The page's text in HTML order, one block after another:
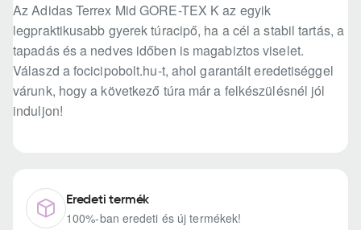
Az Adidas Terrex Mid GORE-TEX K az egyik
legpraktikusabb gyerek túracipő, ha a cél a stabil tartás, a
tapadás és a nedves időben is magabiztos viselet.
Válaszd a focicipobolt.hu-t, ahol garantált eredetiséggel
várunk, hogy a következő túra már a felkészülésnél jól
induljon!
Eredeti termék
100%-ban eredeti és új termékek!